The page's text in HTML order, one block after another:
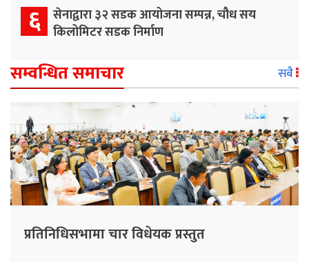
६ सेनाद्वारा ३२ सडक आयोजना सम्पन्न, चौध सय
किलोमिटर सडक निर्माण
सम्वन्धित समाचार सबै
प्रतिनिधिसभामा चार विधेयक प्रस्तुत